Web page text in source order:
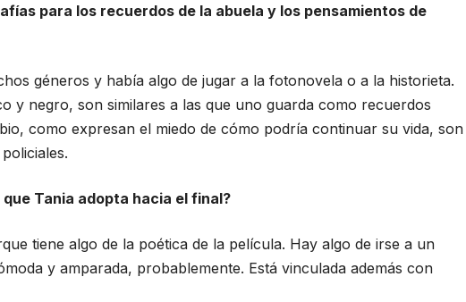
para los recuerdos de la abuela y los pensamientos de
géneros y había algo de jugar a la fotonovela o a la historieta.
y negro, son similares a las que uno guarda como recuerdos
como expresan el miedo de cómo podría continuar su vida, son
Tania adopta hacia el final?
tiene algo de la poética de la película. Hay algo de irse a un
y amparada, probablemente. Está vinculada además con